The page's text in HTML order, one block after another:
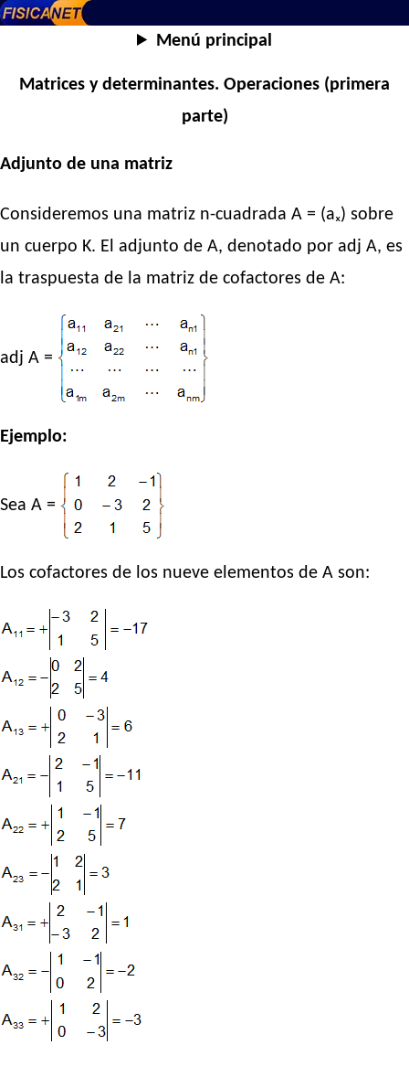
Menú principal
Matrices y determinantes. Operaciones (primera
parte)
Adjunto de una matriz
Consideremos una matriz n-cuadrada A = (aₓ) sobre
un cuerpo K. El adjunto de A, denotado por adj A, es
la traspuesta de la matriz de cofactores de A:
adj A =
Ejemplo:
Sea A =
Los cofactores de los nueve elementos de A son: